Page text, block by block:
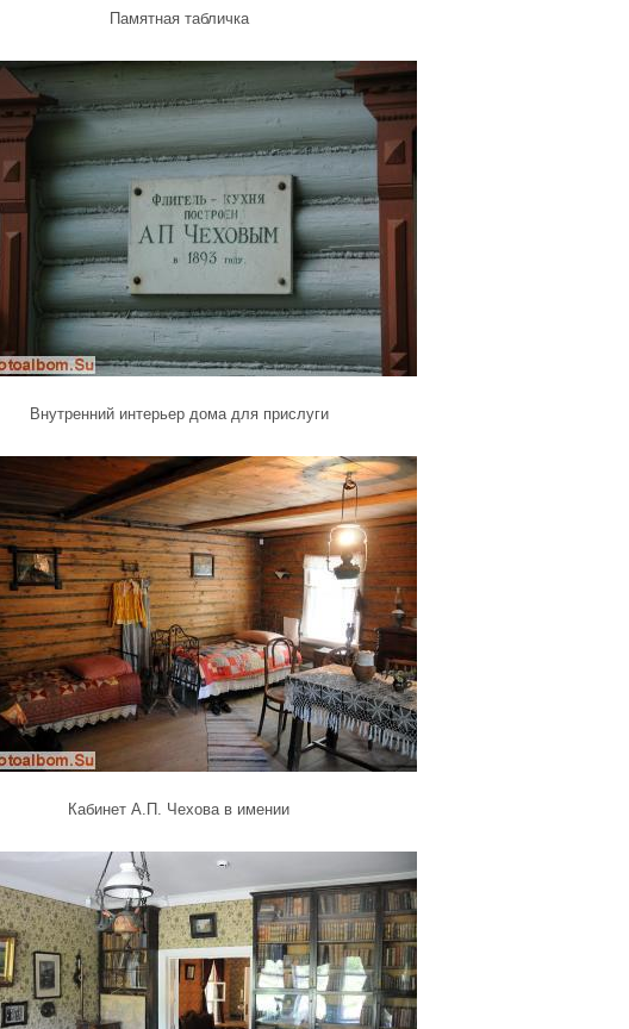
Памятная табличка
Внутренний интерьер дома для прислуги
Кабинет А.П. Чехова в имении